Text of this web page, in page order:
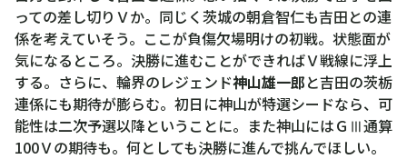
っての差し切りＶか。同じく茨城の朝倉智仁も吉田との連
係を考えていそう。ここが負傷欠場明けの初戦。状態面が
気になるところ。決勝に進むことができればＶ戦線に浮上
する。さらに、輪界のレジェンド神山雄一郎と吉田の茨栃
連係にも期待が膨らむ。初日に神山が特選シードなら、可
能性は二次予選以降ということに。また神山にはＧⅢ通算
100Ｖの期待も。何としても決勝に進んで挑んでほしい。